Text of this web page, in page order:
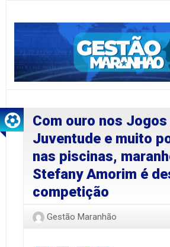
Com ouro nos Jogos
Juventude e muito
nas piscinas,
Stefany Amorim é
competição
Gestão Maranhão